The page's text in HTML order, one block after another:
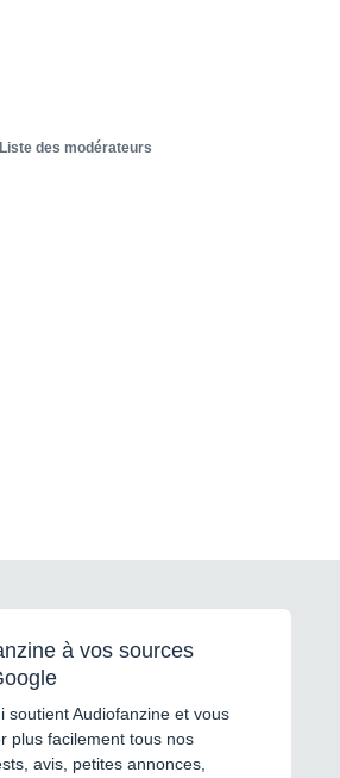
Liste des modérateurs
à vos sources
soutient Audiofanzine et vous
plus facilement tous nos
avis, petites annonces,